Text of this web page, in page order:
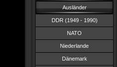
Ausländer
DDR (1949 - 1990)
NATO
Niederlande
Dänemark